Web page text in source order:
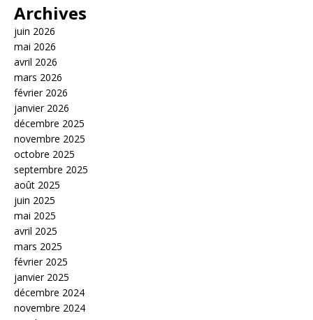
Archives
juin 2026
mai 2026
avril 2026
mars 2026
février 2026
janvier 2026
décembre 2025
novembre 2025
octobre 2025
septembre 2025
août 2025
juin 2025
mai 2025
avril 2025
mars 2025
février 2025
janvier 2025
décembre 2024
novembre 2024